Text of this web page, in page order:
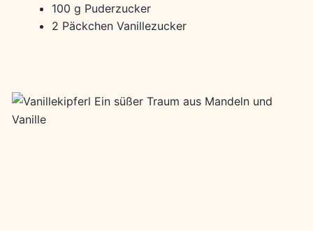
100 g Puderzucker
2 Päckchen Vanillezucker